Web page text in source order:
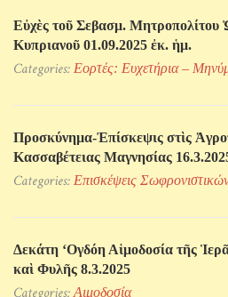
Εὐχὲς τοῦ Σεβασμ.
Κυπριανοῦ 01.09.2025 ἐκ. ἡμ.
Categories: Εορτές: Ευχετήρια –
Προσκύνηµα-Ἐπίσκεψις στὶς
Κασσαβέτειας Μαγνησίας
Categories: Επισκέψεις
Δεκάτη ‘Ογδόη Αἱμοδοσία τῆς
καὶ Φυλῆς 8.3.2025
Categories:Αιμοδοσία